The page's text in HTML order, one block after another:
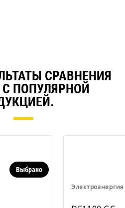
СРАВНЕНИЯ
С ПОПУЛЯРНОЙ
Выбрано
Электроэнергия